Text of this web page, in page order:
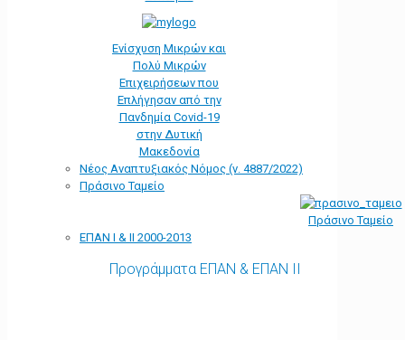
Ενίσχυση Μικρών και
Πολύ Μικρών
Επιχειρήσεων που
Επλήγησαν από την
Πανδημία Covid-19
στην Δυτική
Μακεδονία
Νέος Αναπτυξιακός Νόμος (ν. 4887/2022)
Πράσινο Ταμείο
Πράσινο Ταμείο
ΕΠΑΝ Ι & ΙΙ 2000-2013
Προγράμματα ΕΠΑΝ & ΕΠΑΝ ΙΙ